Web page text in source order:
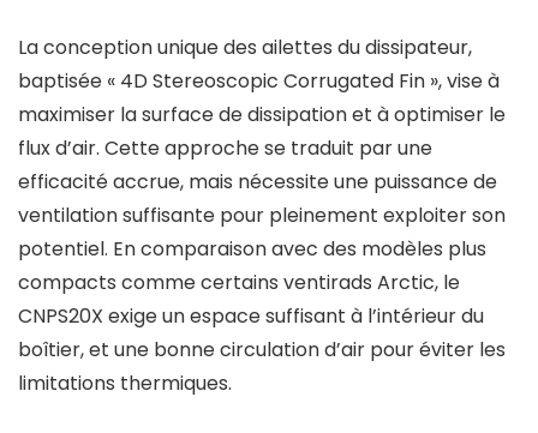
La conception unique des ailettes du dissipateur,
baptisée « 4D Stereoscopic Corrugated Fin », vise à
maximiser la surface de dissipation et à optimiser le
flux d’air. Cette approche se traduit par une
efficacité accrue, mais nécessite une puissance de
ventilation suffisante pour pleinement exploiter son
potentiel. En comparaison avec des modèles plus
compacts comme certains ventirads Arctic, le
CNPS20X exige un espace suffisant à l’intérieur du
boîtier, et une bonne circulation d’air pour éviter les
limitations thermiques.